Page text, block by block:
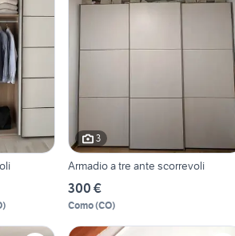
)
3
Armadio a tre ante scorrevoli
300 €
Como(CO)